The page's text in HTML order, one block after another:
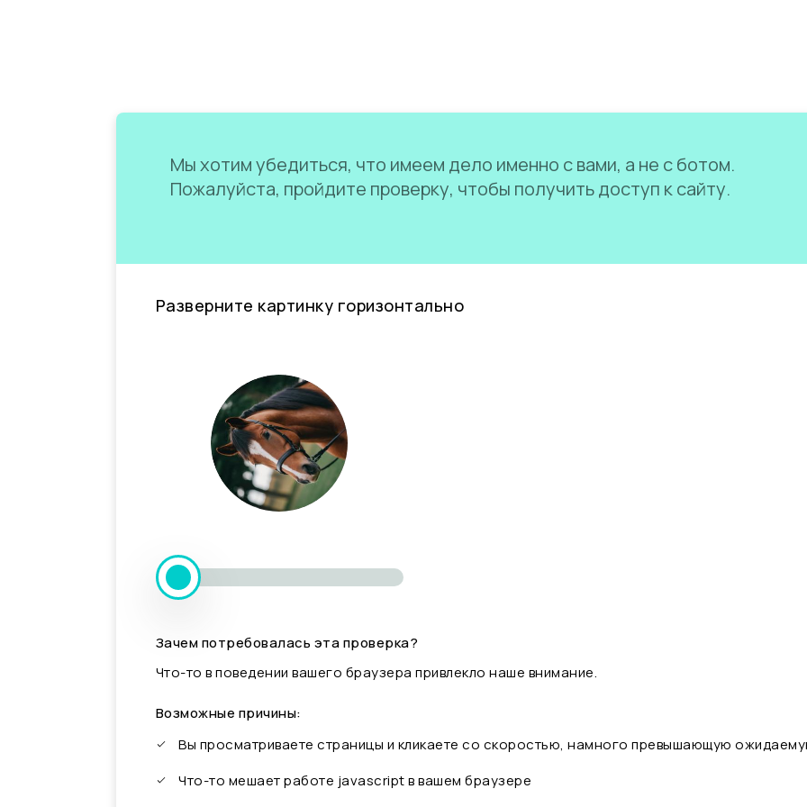
Мы хотим убедиться, что имеем дело именно с вами, а не с ботом.
Пожалуйста, пройдите проверку, чтобы получить доступ к сайту.
Разверните картинку горизонтально
Зачем потребовалась эта проверка?
Что-то в поведении вашего браузера привлекло наше внимание.
Возможные причины:
Вы просматриваете страницы и кликаете со скоростью, намного превышающую
Что-то мешает работе javascript в вашем браузере